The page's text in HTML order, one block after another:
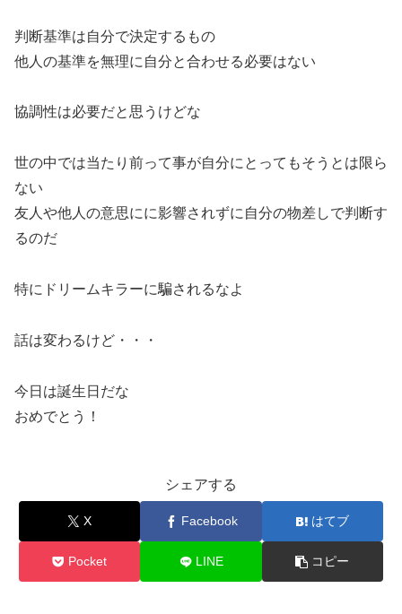
判断基準は自分で決定するもの
他人の基準を無理に自分と合わせる必要はない
協調性は必要だと思うけどな
世の中では当たり前って事が自分にとってもそうとは限ら
ない
友人や他人の意思にに影響されずに自分の物差しで判断す
るのだ
特にドリームキラーに騙されるなよ
話は変わるけど・・・
今日は誕生日だな
おめでとう！
シェアする
X Facebook はてブ
Pocket LINE コピー